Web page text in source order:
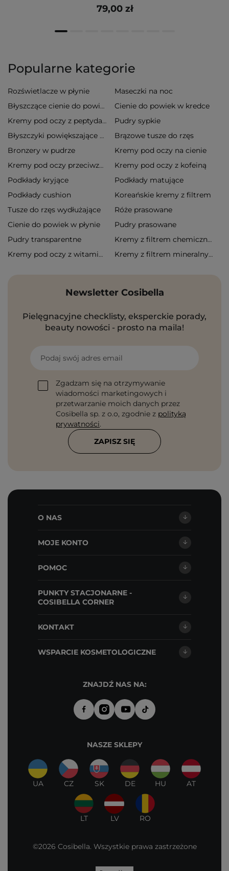
79,00 zł
Popularne kategorie
Rozświetlacze w płynie Maseczki na noc
Błyszczące cienie do powiek Cienie do powiek w kredce
Kremy pod oczy z peptydami Pudry sypkie
Błyszczyki powiększające usta
Brązowe tusze do rzęs
Bronzery w pudrze
Kremy pod oczy na cienie
Kremy pod oczy przeciwzmarszczkowe
Kremy pod oczy z kofeiną
Podkłady kryjące
Podkłady matujące
Podkłady cushion
Koreańskie kremy z filtrem
Tusze do rzęs wydłużające
Róże prasowane
Cienie do powiek w płynie
Pudry prasowane
Pudry transparentne
Kremy z filtrem chemicznym
Kremy pod oczy z witaminą c
Kremy z filtrem mineralnym
Newsletter Cosibella
Pielęgnacyjne checklisty, eksperckie porady,
beauty nowości - prosto na maila!
Podaj swój adres email
Zgadzam się na otrzymywanie
wiadomości marketingowych i
przetwarzanie moich danych przez
Cosibella sp. z o.o, zgodnie z polityką
prywatności.
ZAPISZ SIĘ
O NAS
MOJE KONTO
POMOC
PUNKTY STACJONARNE -
COSIBELLA CORNER
KONTAKT
WSPARCIE KOSMETOLOGICZNE
ZNAJDŹ NAS NA:
NASZE SKLEPY
UA CZ SK DE HU AT
LT LV RO
©2026 Cosibella. Wszystkie prawa zastrzeżone